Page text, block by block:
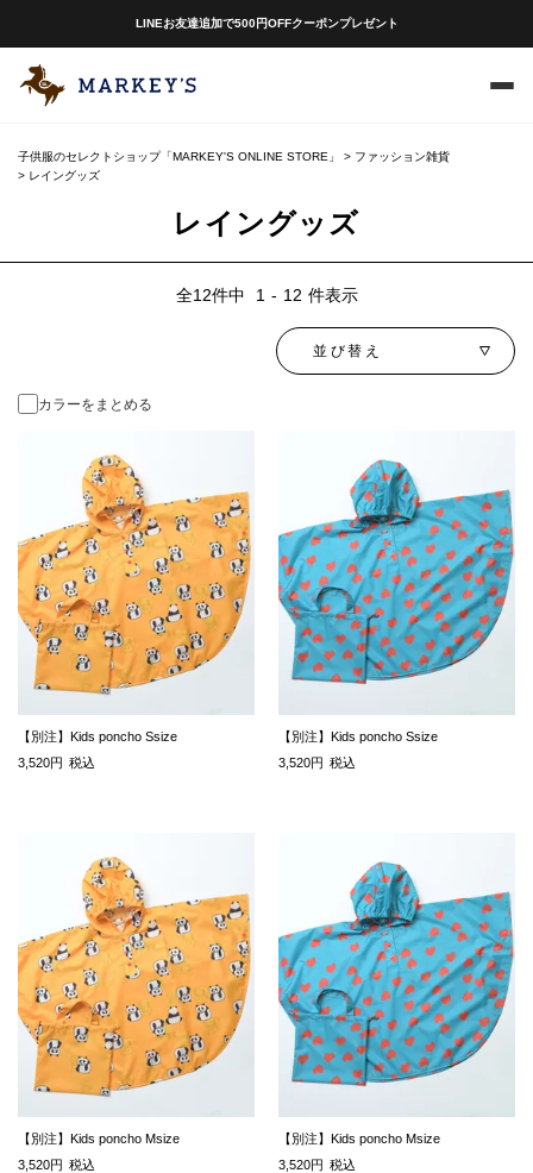
LINEお友達追加で500円OFFクーポンプレゼント
子供服のセレクトショップ「MARKEY'S ONLINE STORE」
ファッション雑貨
レイングッズ
レイングッズ
並び替え
12件中 1 - 12 件表示
カラーをまとめる
【別注】Kids poncho Ssize
3,520
税込
【別注】Kids poncho Ssize
3,520
税込
【別注】Kids poncho Msize
3,520
税込
【別注】Kids poncho Msize
3,520
税込